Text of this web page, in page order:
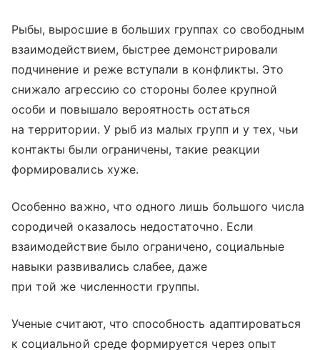
Рыбы, выросшие в больших группах со свободным
взаимодействием, быстрее демонстрировали
подчинение и реже вступали в конфликты. Это
снижало агрессию со стороны более крупной
особи и повышало вероятность остаться
на территории. У рыб из малых групп и у тех, чьи
контакты были ограничены, такие реакции
формировались хуже.
Особенно важно, что одного лишь большого числа
сородичей оказалось недостаточно. Если
взаимодействие было ограничено, социальные
навыки развивались слабее, даже
при той же численности группы.
Ученые считают, что способность адаптироваться
к социальной среде формируется через опыт